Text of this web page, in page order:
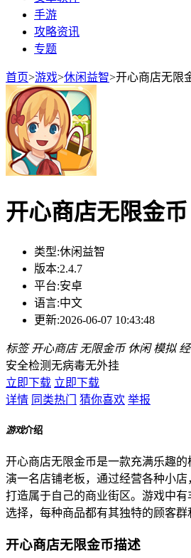
手游
攻略资讯
专题
首页>游戏>休闲益智>开心商店无限
开心商店无限金币
类型:休闲益智
版本:2.4.7
平台:安卓
语言:中文
更新:2026-06-07 10:43:48
标签 开心商店 无限金币 休闲 模拟
安全检测无病毒无外挂
立即下载 立即下载
详情 同类热门 猜你喜欢 举报
游戏介绍
开心商店无限金币是一款充满乐趣
演一名店铺老板，通过经营各种小店
打造属于自己的商业街区。游戏中
选择，每种商品都有其独特的顾客群
开心商店无限金币描述